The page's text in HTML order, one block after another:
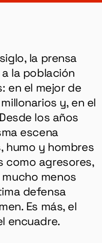
la prensa
la población
en el mejor de
y, en el
los años
escena
humo y hombres
como agresores,
menos
defensa
Es más, el
encuadre.